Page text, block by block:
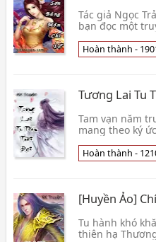
tầm Internet
Tác giả Ngọc
bạn đọc một
bạn đọc yêu
nhẹ nhàng,
Hoàn thành -
Tương Lai Tu
Tam vạn năm
mang theo ký
đều trở nên
thuyền pháp
Hoàn thành -
[Huyền Ảo]
Tu hành khó
thiên hạ